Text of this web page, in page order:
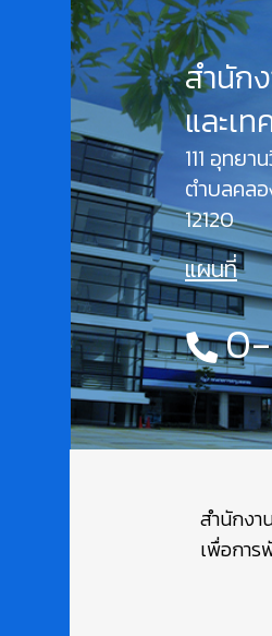
สำนัก
และเ
111 อุทย
ตำบลคล
12120
แผนที่
0-
สำนักงา
เพื่อการ